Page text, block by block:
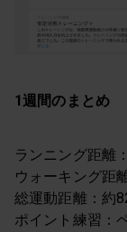
1週間のまとめ
ランニング距離
ウォーキング距
総運動距離：約
ポイント練習：